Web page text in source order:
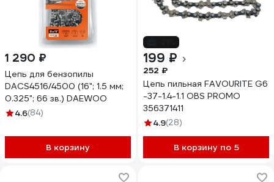
1 290 ₽
Цепь для бензопилы
DACS4516/4500 (16"; 1.5 мм;
0.325"; 66 зв.) DAEWOO
4.6(84)
В корзину
199 ₽
252 ₽
Цепь пильная FAVOURITE G6
-37-1.4-1.1 OBS PROMO
356371411
4.9(28)
В корзину по 5